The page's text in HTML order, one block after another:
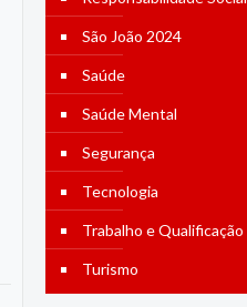
São João 2024
Saúde
Saúde Mental
Segurança
Tecnologia
Trabalho e Qualificação
Turismo